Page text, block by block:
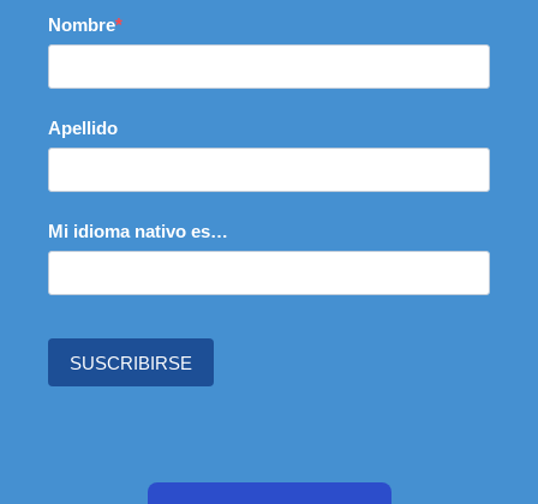
Nombre
Apellido
Mi idioma nativo es…
SUSCRIBIRSE